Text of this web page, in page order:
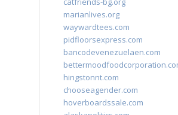
marianlives.org
waywardtees.com
pidfloorsexpress.com
bancodevenezuelaen.com
hingstonnt.com
chooseagender.com
hoverboardssale.com